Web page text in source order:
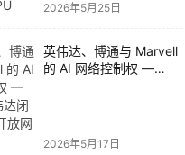
2026年5月25日
英伟达、博通与 Marvell
的 AI 网络控制权 —
2026年5月17日